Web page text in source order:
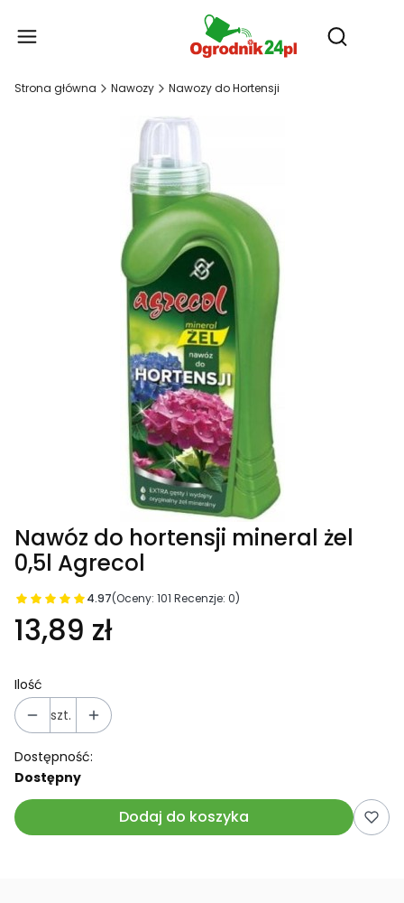
Otwórz
Strona główna Nawozy Nawozy do Hortensji
Nawóz do hortensji mineral żel
0,5l Agrecol
4.97(Oceny: 101 Recenzje: 0)
13,89 zł
Ilość
szt.
Dostępność:
Dostępny
Dodaj do koszyka